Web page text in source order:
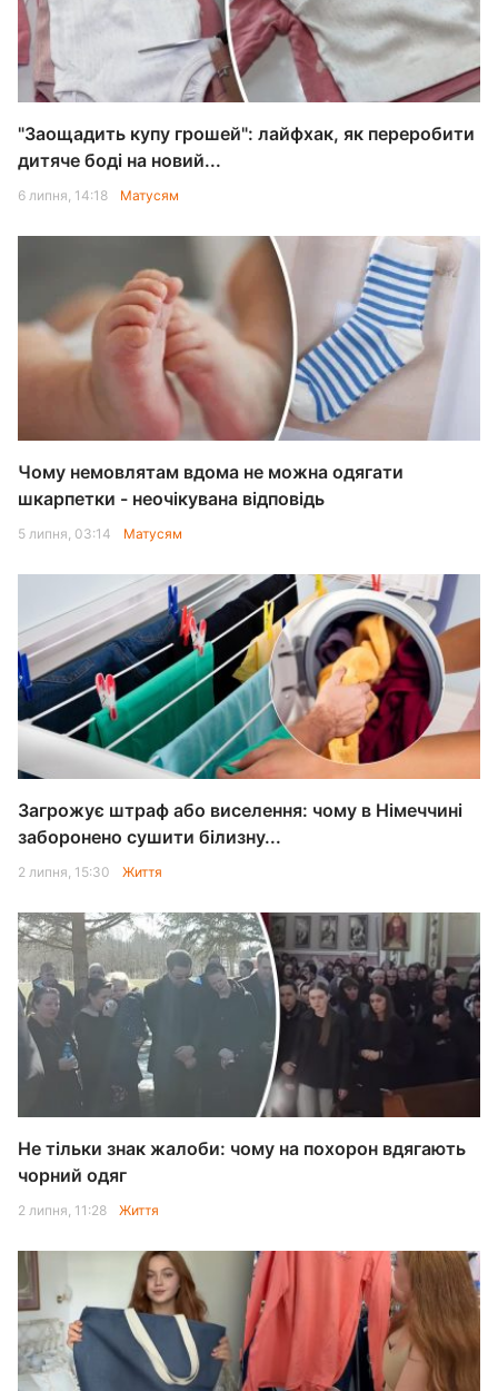
"Заощадить купу грошей": лайфхак, як переробити
дитяче боді на новий...
6 липня, 14:18 Матусям
Чому немовлятам вдома не можна одягати
шкарпетки - неочікувана відповідь
5 липня, 03:14 Матусям
Загрожує штраф або виселення: чому в Німеччині
заборонено сушити білизну...
2 липня, 15:30 Життя
Не тільки знак жалоби: чому на похорон вдягають
чорний одяг
2 липня, 11:28 Життя